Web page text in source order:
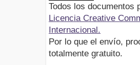
Todos los documentos
Licencia Creative
Internacional.
Por lo que el envío,
totalmente gratuito.